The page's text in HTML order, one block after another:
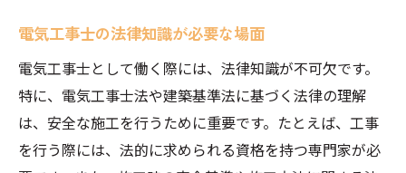
法律に基づく施工マニュアルの重要性
法律遵守で得られる施工の信頼性
電気工事の法令遵守を支えるチェックリス
安全施工を実現するための法律教育
電気工事士の法律知識が必要な場面
電気工事士として働く際には、法律知識が不可欠です。
特に、電気工事士法や建築基準法に基づく法律の理解
は、安全な施工を行うために重要です。たとえば、工事
を行う際には、法的に求められる資格を持つ専門家が必